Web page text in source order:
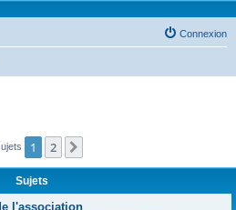
Connexion
1 2
Sujets
l'association